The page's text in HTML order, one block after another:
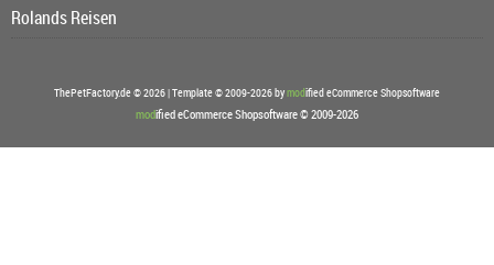
Rolands Reisen
ThePetFactory.de © 2026 | Template © 2009-2026 bymodified eCommerce Shopsoftware
modified eCommerce Shopsoftware © 2009-2026